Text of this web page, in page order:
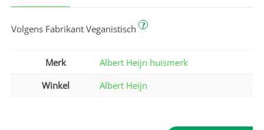
Volgens Fabrikant Veganistisch ?
Merk
Albert Heijn huismerk
Winkel
Albert Heijn